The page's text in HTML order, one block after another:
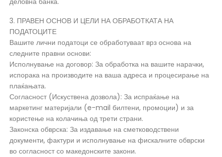
3. ПРАВЕН ОСНОВ И ЦЕЛИ НА ОБРАБОТКАТА НА
ПОДАТОЦИТЕ
Вашите лични податоци се обработуваат врз основа на
следните правни основи:
Исполнување на договор: За обработка на вашите нарачки,
испорака на производите на ваша адреса и процесирање на
плаќањата.
Согласност (Искуствена дозвола): За испраќање на
маркетинг материјали (e-mail билтени, промоции) и за
користење на колачиња од трети страни.
Законска обврска: За издавање на сметководствени
документи, фактури и исполнување на фискалните обврски
во согласност со македонските закони.